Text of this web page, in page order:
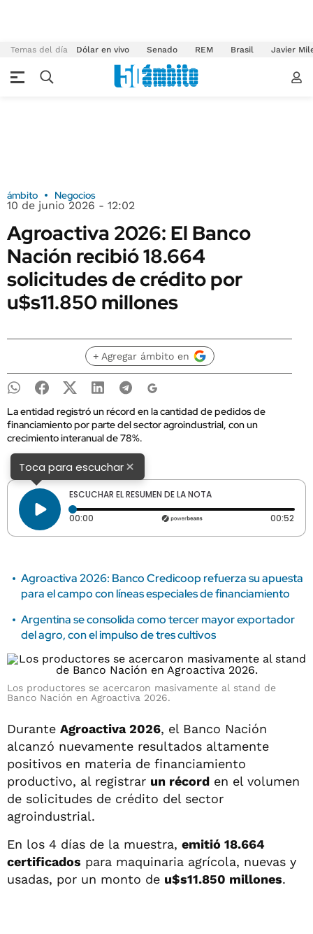
Temas del día Dólar en vivo Senado REM Brasil Javier
ámbito Negocios
10 de junio 2026 - 12:02
Agroactiva 2026: El Banco
Nación recibió 18.664
solicitudes de crédito por
u$s11.850 millones
+ Agregar ámbito en
La entidad registró un récord en la cantidad de pedidos de
financiamiento por parte del sector agroindustrial, con un
crecimiento interanual de 78%.
Toca para escuchar×
ESCUCHAR EL RESUMEN DE LA NOTA
00:00 Tiempo transcurrido: 0 segundos 00:52
Agroactiva 2026: Banco Credicoop refuerza su apuesta
para el campo con líneas especiales de financiamiento
Argentina se consolida como tercer mayor exportador
del agro, con el impulso de tres cultivos
Los productores se acercaron masivamente al stand de
Banco Nación en Agroactiva 2026.
Durante Agroactiva 2026, el Banco Nación
alcanzó nuevamente resultados altamente
positivos en materia de financiamiento
productivo, al registrar un récord en el volumen
de solicitudes de crédito del sector
agroindustrial.
En los 4 días de la muestra, emitió 18.664
certificados para maquinaria agrícola, nuevas y
usadas, por un monto de u$s11.850 millones.